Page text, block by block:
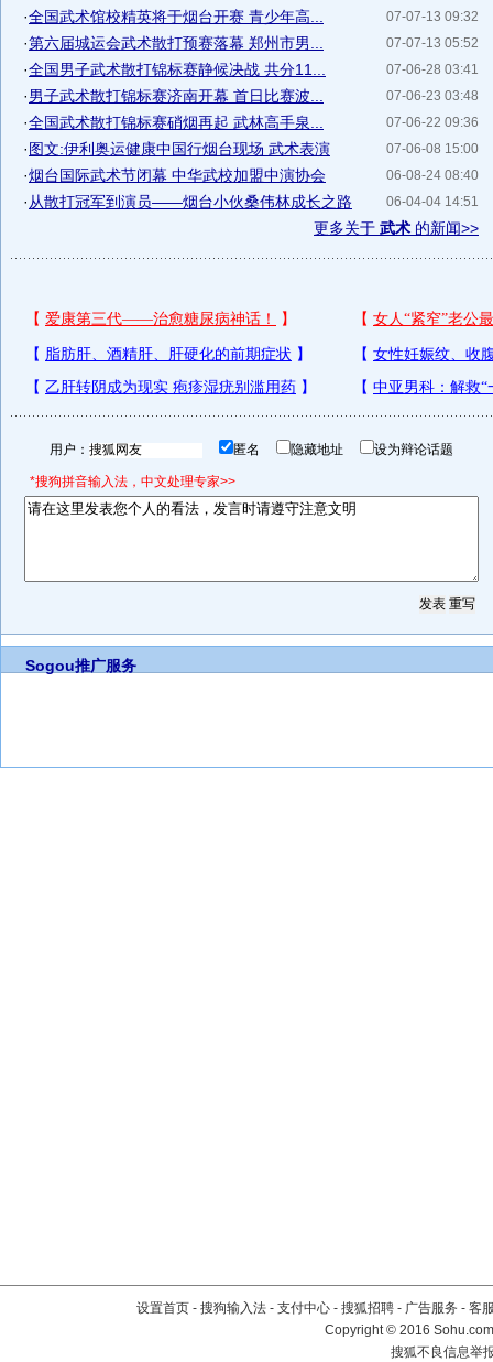
07-07-13 09:32
·全国武术馆校精英将于烟台开赛 青少年高...
07-07-13 05:52
·第六届城运会武术散打预赛落幕 郑州市男...
07-06-28 03:41
·全国男子武术散打锦标赛静候决战 共分11...
07-06-23 03:48
·男子武术散打锦标赛济南开幕 首日比赛波...
07-06-22 09:36
·全国武术散打锦标赛硝烟再起 武林高手泉...
07-06-08 15:00
·图文:伊利奥运健康中国行烟台现场 武术表演
06-08-24 08:40
·烟台国际武术节闭幕 中华武校加盟中演协会
06-04-04 14:51
· 从散打冠军到演员——烟台小伙桑伟林成长之路
更多关于 武术 的新闻>>
用户： 匿名 隐藏地址 设为辩论话题
*搜狗拼音输入法，中文处理专家>>
Sogou推广服务
设置首页 - 搜狗输入法 - 支付中心 - 搜狐招聘 - 广告服务 - 客
Copyright©2016
搜狐不良信息举